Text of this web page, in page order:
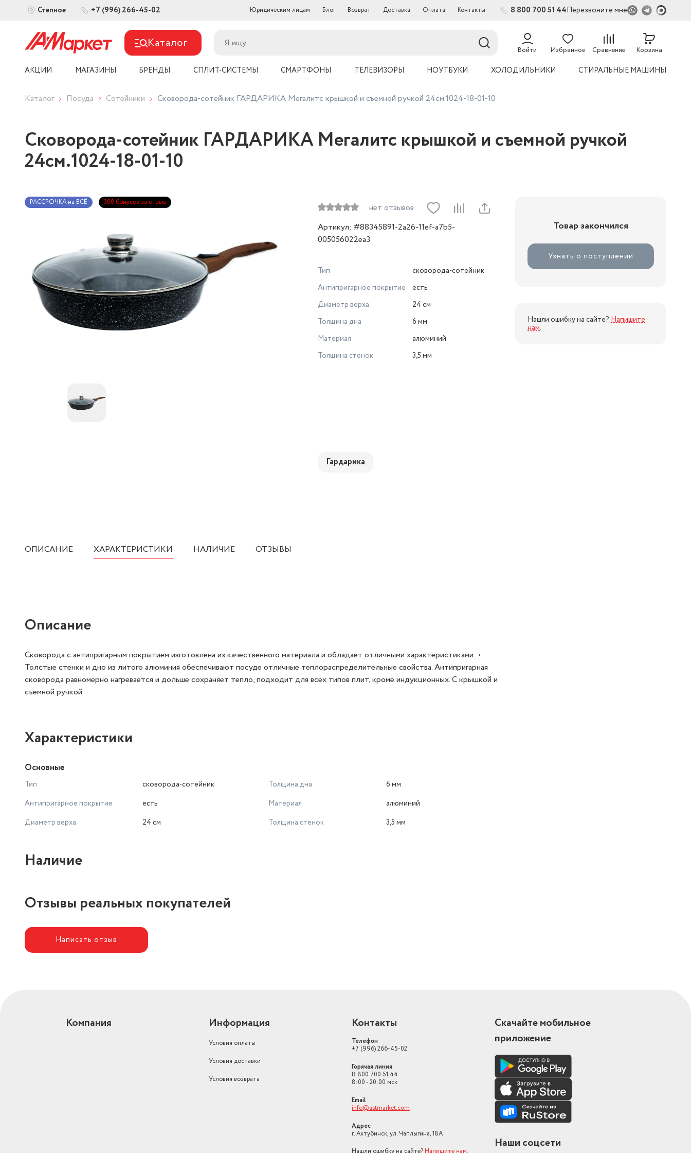
Степное +7 (996) 266-45-02 Юридическим лицам Блог Возврат Доставка Оплата Контакты 8 800 700 51 44Перезвоните мне
Каталог Войти Избранное Сравнение
54
Корзина
АКЦИИ МАГАЗИНЫ БРЕНДЫ СПЛИТ-СИСТЕМЫ СМАРТФОНЫ ТЕЛЕВИЗОРЫ НОУТБУКИ ХОЛОДИЛЬНИКИ СТИРАЛЬНЫЕ МАШИНЫ
Каталог Посуда Сотейники Сковорода-сотейник ГАРДАРИКА Мегалитс крышкой и съемной ручкой 24см.1024-18-01-10
Сковорода-сотейник ГАРДАРИКА Мегалитс крышкой и съемной ручкой
24см.1024-18-01-10
РАССРОЧКА на ВСЁ 300 бонусов за отзыв
нет отзывов
Артикул: #88345891-2a26-11ef-a7b5-
005056022ea3
Тип
сковорода-сотейник
Антипригарное покрытие
есть
Диаметр верха
24 см
Толщина дна
6 мм
Материал
алюминий
Толщина стенок
3,5 мм
Гардарика
Товар закончился
Узнать о поступлении
Нашли ошибку на сайте? Напишите
нам.
ОПИСАНИЕ ХАРАКТЕРИСТИКИ НАЛИЧИЕ ОТЗЫВЫ
Описание
Сковорода с антипригарным покрытием изготовлена из качественного материала и обладает отличными характеристиками: •
Толстые стенки и дно из литого алюминия обеспечивают посуде отличные теплораспределительные свойства. Антипригарная
сковорода равномерно нагревается и дольше сохраняет тепло, подходит для всех типов плит, кроме индукционных. С крышкой и
съемной ручкой
Характеристики
Основные
Тип
сковорода-сотейник
Антипригарное покрытие
есть
Диаметр верха
24 см
Толщина дна
6 мм
Материал
алюминий
Толщина стенок
3,5 мм
Наличие
Отзывы реальных покупателей
Написать отзыв
Компания Информация
Условия оплаты
Условия доставки
Условия возврата
Контакты
Телефон
+7 (996) 266-45-02
Горячая линия
8 800 700 51 44
8:00 - 20:00 мск
Email
info@astmarket.com
Адрес
г. Ахтубинск, ул. Чаплыгина, 18А
Нашли ошибку на сайте? Напишите нам.
Скачайте мобильное
приложение
Наши соцсети